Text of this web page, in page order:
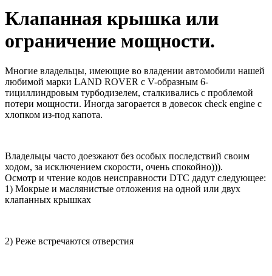
Клапанная крышка или
ограничение мощности.
Многие владельцы, имеющие во владении автомобили нашей
любимой марки LAND ROVER с V-образным 6-
тициллиндровым турбодизелем, сталкивались с проблемой
потери мощности. Иногда загорается в довесок check engine с
хлопком из-под капота.
Владельцы часто доезжают без особых последствий своим
ходом, за исключением скорости, очень спокойно))).
Осмотр и чтение кодов неисправности DTC дадут следующее:
1) Мокрые и маслянистые отложения на одной или двух
клапанных крышках
2) Реже встречаются отверстия